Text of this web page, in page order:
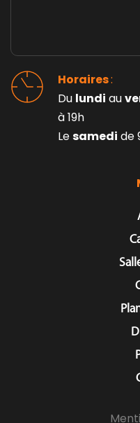
Horaires :
Du lundi au
à 19h
Le samedi de